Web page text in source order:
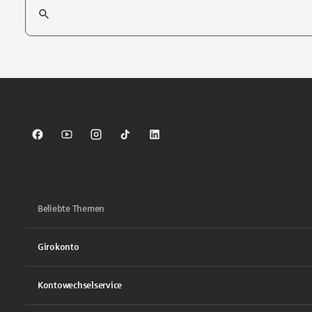
Sparkasse auf Facebook
Sparkasse auf Youtube
Sparkasse auf Instagram
Sparkasse auf TikTok
Sparkasse auf LinkedIn
Beliebte Themen
Girokonto
Kontowechselservice